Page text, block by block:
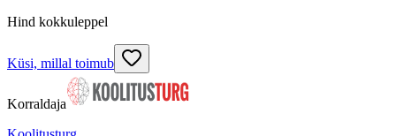
Hind kokkuleppel
Küsi, millal toimub
Korraldaja